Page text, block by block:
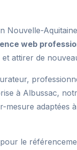
Nouvelle-
web
attirer de
à Albussac,
mesure adaptées
le